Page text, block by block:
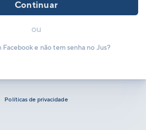
Continuar
ou
Facebook e não tem senha no Jus?
Políticas de privacidade